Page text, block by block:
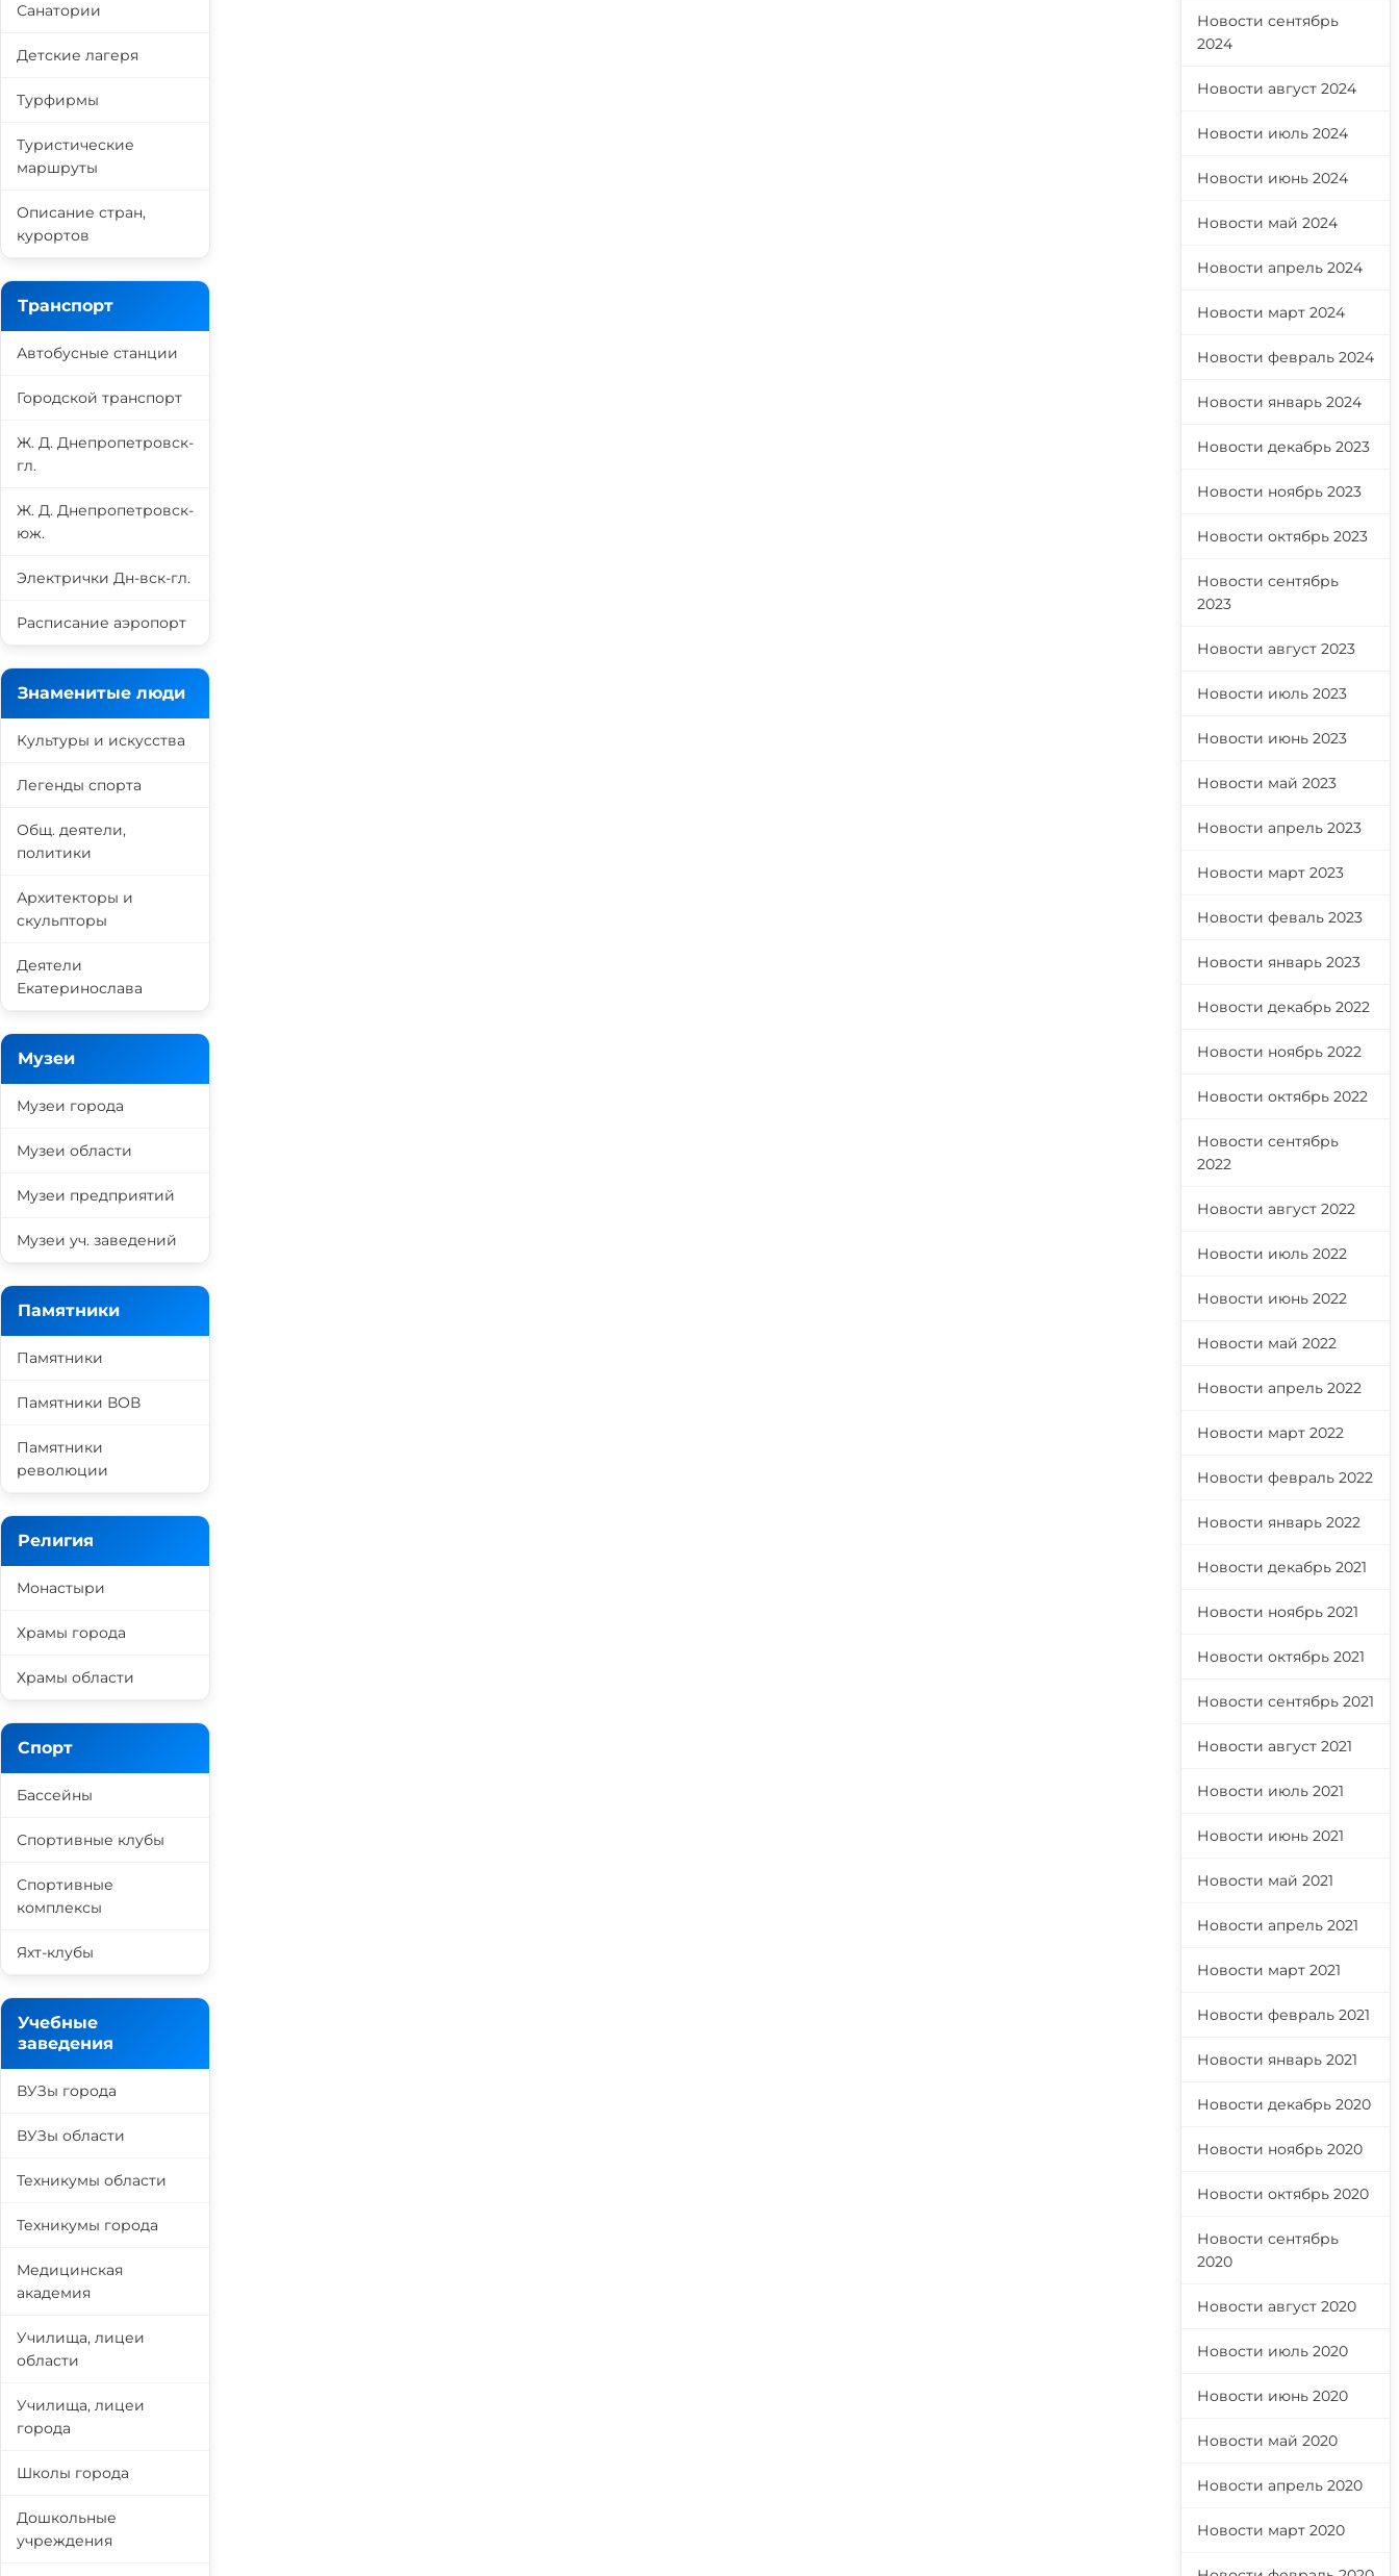
Санатории
Детские лагеря
Турфирмы
Туристические
маршруты
Описание стран,
курортов
Транспорт
Автобусные станции
Городской транспорт
Ж. Д. Днепропетровск-
гл.
Ж. Д. Днепропетровск-
юж.
Электрички Дн-вск-гл.
Расписание аэропорт
Знаменитые люди
Культуры и искусства
Легенды спорта
Общ. деятели,
политики
Архитекторы и
скульпторы
Деятели
Екатеринослава
Музеи
Музеи города
Музеи области
Музеи предприятий
Музеи уч. заведений
Памятники
Памятники
Памятники ВОВ
Памятники
революции
Религия
Монастыри
Храмы города
Храмы области
Спорт
Бассейны
Спортивные клубы
Спортивные
комплексы
Яхт-клубы
Учебные
заведения
ВУЗы города
ВУЗы области
Техникумы области
Техникумы города
Медицинская
академия
Училища, лицеи
области
Училища, лицеи
города
Школы города
Дошкольные
учреждения
Новости сентябрь
2024
Новости август 2024
Новости июль 2024
Новости июнь 2024
Новости май 2024
Новости апрель 2024
Новости март 2024
Новости февраль 2024
Новости январь 2024
Новости декабрь 2023
Новости ноябрь 2023
Новости октябрь 2023
Новости сентябрь
2023
Новости август 2023
Новости июль 2023
Новости июнь 2023
Новости май 2023
Новости апрель 2023
Новости март 2023
Новости феваль 2023
Новости январь 2023
Новости декабрь 2022
Новости ноябрь 2022
Новости октябрь 2022
Новости сентябрь
2022
Новости август 2022
Новости июль 2022
Новости июнь 2022
Новости май 2022
Новости апрель 2022
Новости март 2022
Новости февраль 2022
Новости январь 2022
Новости декабрь 2021
Новости ноябрь 2021
Новости октябрь 2021
Новости сентябрь 2021
Новости август 2021
Новости июль 2021
Новости июнь 2021
Новости май 2021
Новости апрель 2021
Новости март 2021
Новости февраль 2021
Новости январь 2021
Новости декабрь 2020
Новости ноябрь 2020
Новости октябрь 2020
Новости сентябрь
2020
Новости август 2020
Новости июль 2020
Новости июнь 2020
Новости май 2020
Новости апрель 2020
Новости март 2020